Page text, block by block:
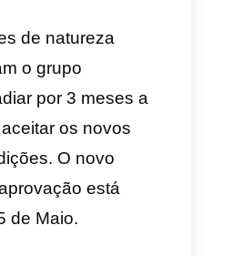
o WhatsApp
e aceder a
funcionalidades
especificamente para
conversas a receber
e nas principais